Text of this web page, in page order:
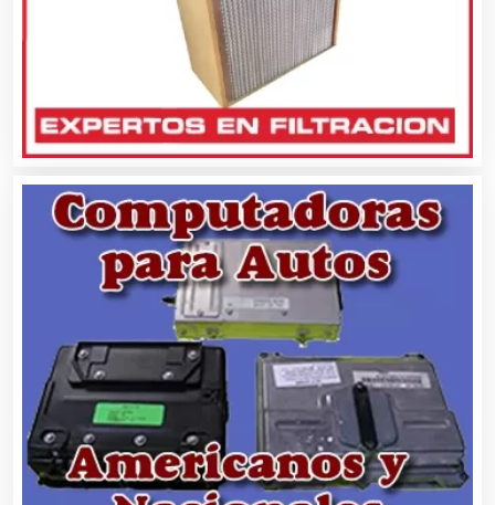
Banquetes
Bares y Cantinas
Basculas
Bebidas
Belleza
Bordados y Estampados